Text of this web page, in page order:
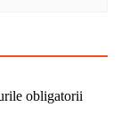
obligatorii